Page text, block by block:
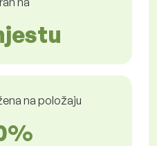
na položaju